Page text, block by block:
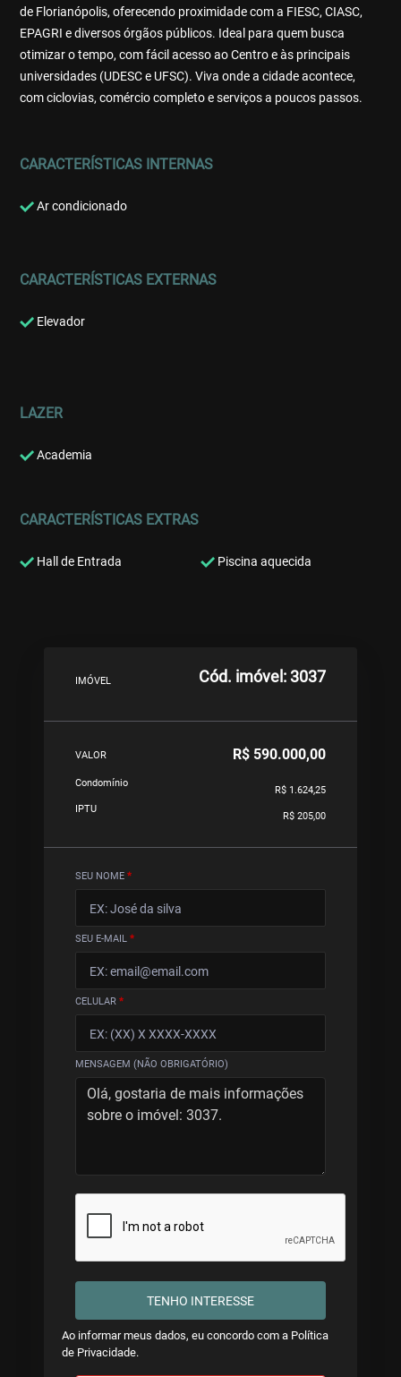
de Florianópolis, oferecendo proximidade com a FIESC, CIASC,
EPAGRI e diversos órgãos públicos. Ideal para quem busca
otimizar o tempo, com fácil acesso ao Centro e às principais
universidades (UDESC e UFSC). Viva onde a cidade acontece,
com ciclovias, comércio completo e serviços a poucos passos.
CARACTERÍSTICAS INTERNAS
Ar condicionado
CARACTERÍSTICAS EXTERNAS
Elevador
LAZER
Academia
CARACTERÍSTICAS EXTRAS
Hall de Entrada Piscina aquecida
IMÓVEL Cód. imóvel: 3037
VALOR R$ 590.000,00
Condomínio
R$ 1.624,25
IPTU
R$ 205,00
SEU NOME *
SEU E-MAIL *
CELULAR *
MENSAGEM (NÃO OBRIGATÓRIO)
TENHO INTERESSE
Ao informar meus dados, eu concordo com a Política
de Privacidade.